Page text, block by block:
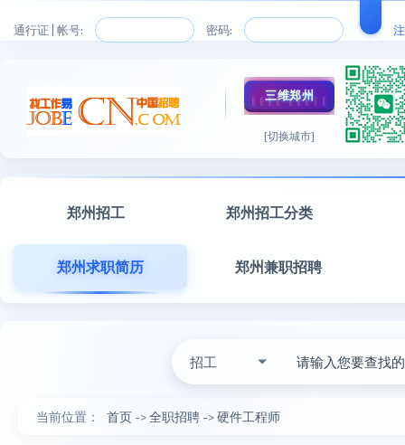
通行证 | 帐号: 密码:
三维郑州
[切换城市]
郑州招工 郑州招工分类
郑州求职简历 郑州兼职招聘
招工
当前位置： 首页 ->全职招聘 ->硬件工程师